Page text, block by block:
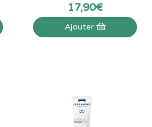
17,90€
Ajouter